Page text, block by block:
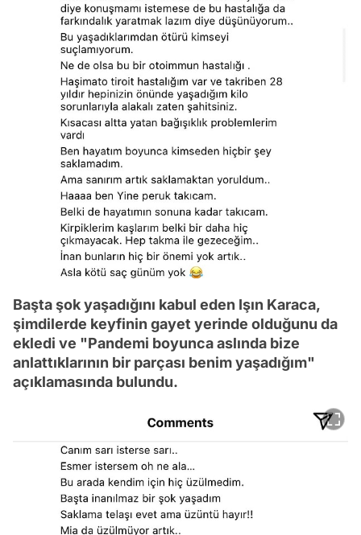
Başta şok yaşadığını kabul eden Işın Karaca,
şimdilerde keyfinin gayet yerinde olduğunu da
ekledi ve "Pandemi boyunca aslında bize
anlattıklarının bir parçası benim yaşadığım"
açıklamasında bulundu.